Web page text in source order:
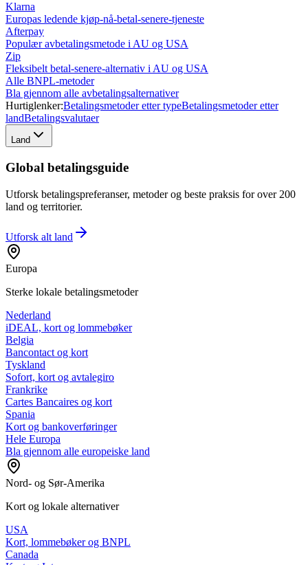
Klarna
Europas ledende kjøp-nå-betal-senere-tjeneste
Afterpay
Populær avbetalingsmetode i AU og USA
Zip
Fleksibelt betal-senere-alternativ i AU og USA
Alle BNPL-metoder
Bla gjennom alle avbetalingsalternativer
Hurtiglenker:Betalingsmetoder etter typeBetalingsmetoder etter
landBetalingsvalutaer
Land
Global betalingsguide
Utforsk betalingspreferanser, metoder og beste praksis for over 200
land og territorier.
Utforsk alt land
Europa
Sterke lokale betalingsmetoder
Nederland
iDEAL, kort og lommebøker
Belgia
Bancontact og kort
Tyskland
Sofort, kort og avtalegiro
Frankrike
Cartes Bancaires og kort
Spania
Kort og bankoverføringer
Hele Europa
Bla gjennom alle europeiske land
Nord- og Sør-Amerika
Kort og lokale alternativer
USA
Kort, lommebøker og BNPL
Canada